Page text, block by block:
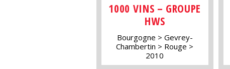
1000 VINS – GROUPE
HWS
Bourgogne
Gevrey-
Chambertin
Rouge
2010